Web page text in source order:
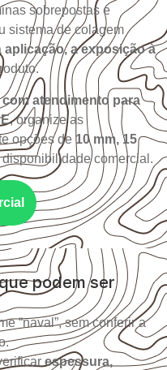
sobrepostas e
sistema de colagem
aplicação, a exposição à
atendimento para
, organize as
opções de 10 mm, 15
disponibilidade comercial.
podem ser
“naval”, sem conferir a
espessura,